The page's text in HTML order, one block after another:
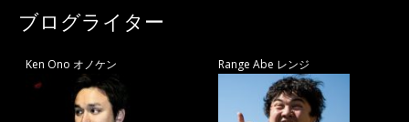
ブログライター
Ken Ono オノケン Range Abe レンジ